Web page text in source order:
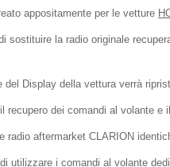
appositamente per le vetture
sostituire la radio originale
Display della vettura verrà
recupero dei comandi al volante e
radio aftermarket CLARION
utilizzare i comandi al volante